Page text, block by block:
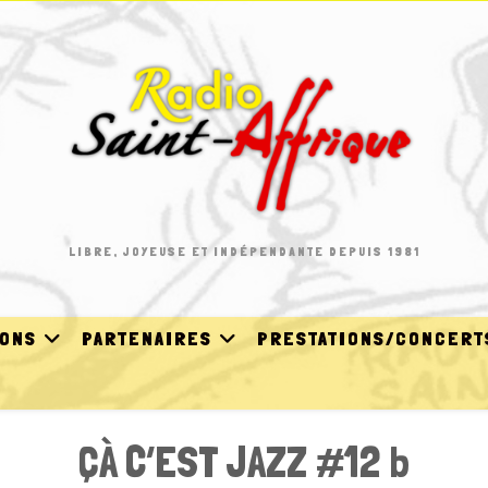
LIBRE, JOYEUSE ET INDÉPENDANTE DEPUIS 1981
PARTENAIRES PRESTATIONS/
ÇÀ C’EST JAZZ #12 b